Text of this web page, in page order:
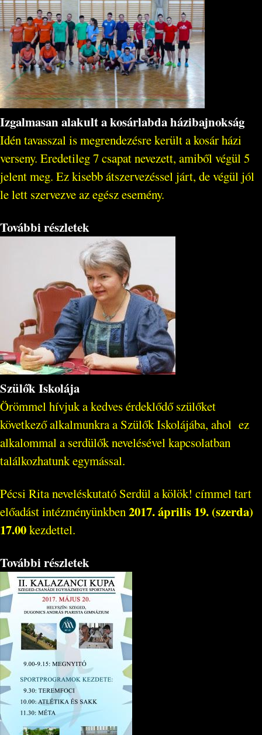
Izgalmasan alakult a kosárlabda házibajnokság
Idén tavasszal is megrendezésre került a kosár házi
verseny. Eredetileg 7 csapat nevezett, amiből végül 5
jelent meg. Ez kisebb átszervezéssel járt, de végül jól
le lett szervezve az egész esemény.
További részletek
Szülők Iskolája
Örömmel hívjuk a kedves érdeklődő szülőket
következő alkalmunkra a Szülők Iskolájába, ahol ez
alkalommal a serdülők nevelésével kapcsolatban
találkozhatunk egymással.
Pécsi Rita neveléskutató Serdül a kölök! címmel tart
előadást intézményünkben2017. április 19. (szerda)
17.00kezdettel.
További részletek